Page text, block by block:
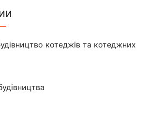
котеджів та котеджних